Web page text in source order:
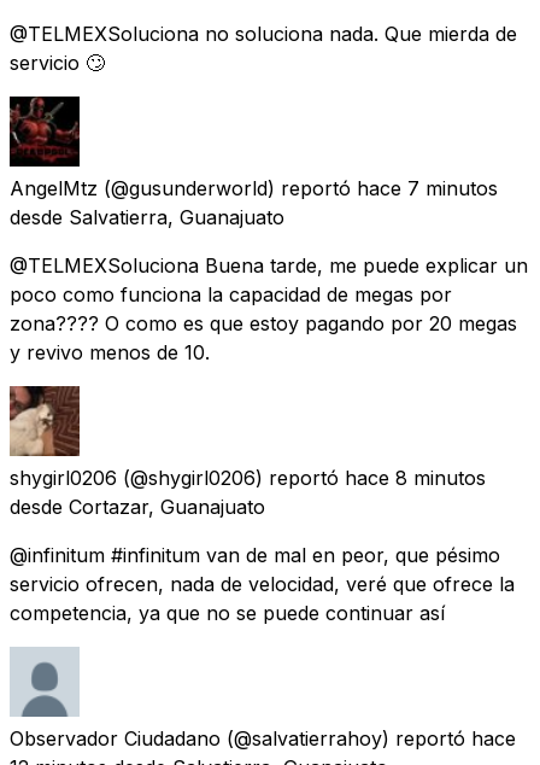
@TELMEXSoluciona no soluciona nada. Que mierda de
servicio 🙄
AngelMtz (@gusunderworld) reportó hace 7 minutos
desde Salvatierra, Guanajuato
@TELMEXSoluciona Buena tarde, me puede explicar un
poco como funciona la capacidad de megas por
zona???? O como es que estoy pagando por 20 megas
y revivo menos de 10.
shygirl0206 (@shygirl0206) reportó hace 8 minutos
desde Cortazar, Guanajuato
@infinitum #infinitum van de mal en peor, que pésimo
servicio ofrecen, nada de velocidad, veré que ofrece la
competencia, ya que no se puede continuar así
Observador Ciudadano (@salvatierrahoy) reportó hace